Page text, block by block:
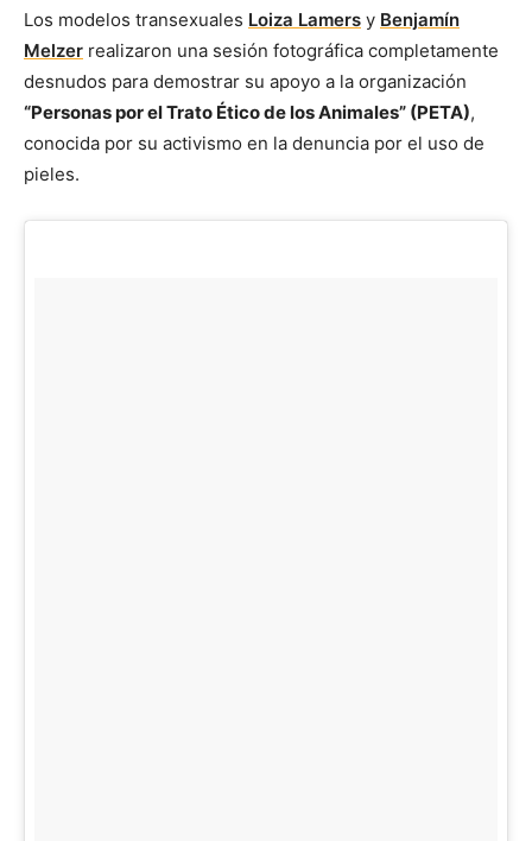
Los modelos transexuales Loiza Lamers y Benjamín
Melzer realizaron una sesión fotográfica completamente
desnudos para demostrar su apoyo a la organización
“Personas por el Trato Ético de los Animales” (PETA),
conocida por su activismo en la denuncia por el uso de
pieles.